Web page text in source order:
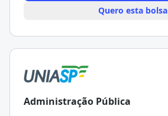
Quero esta bolsa
Administração Pública